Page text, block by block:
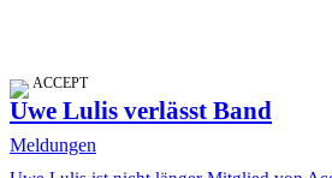
ACCEPT
Uwe Lulis verlässt Band
Meldungen